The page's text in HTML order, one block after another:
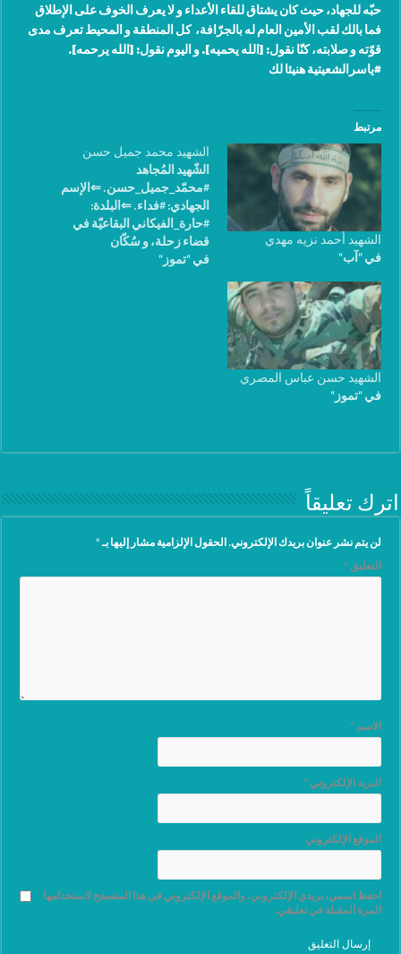
حبّه للجهاد، حيث كان يشتاق للقاء الأعداء و لا يعرف الخوف على الإطلاق
فما بالك لقب الأمين العام له بالجرّافة، كل المنطقة و المحيط تعرف مدى
قوّته و صلابته، كنّا نقول: [الله يحميه]. و اليوم نقول: [الله يرحمه].
‫#‏ياسرالشعيتية‬‬ هنيئا لك ‬
مرتبط
الشهيد أحمد نزيه مهدي
في "آب"
الشهيد محمد جميل حسن
الشّهيد المُجاهد
#محمّد_جميل_حسن. ⇐الإسم
الجهادي: #فداء. ⇐البلدة:
#حارة_الفيكاني البقاعيّة في
قضاء زحلة، و سُكّان
#علي_النّهري في قضاء زحلة
في "تموز"
الشهيد حسن عباس المصري
في "تموز"
اترك تعليقاً
لن يتم نشر عنوان بريدك الإلكتروني. الحقول الإلزامية مشار إليها بـ*
التعليق*
الاسم*
البريد الإلكتروني*
الموقع الإلكتروني
احفظ اسمي، بريدي الإلكتروني، والموقع الإلكتروني في هذا المتصفح لاستخدامها
المرة المقبلة في تعليقي.